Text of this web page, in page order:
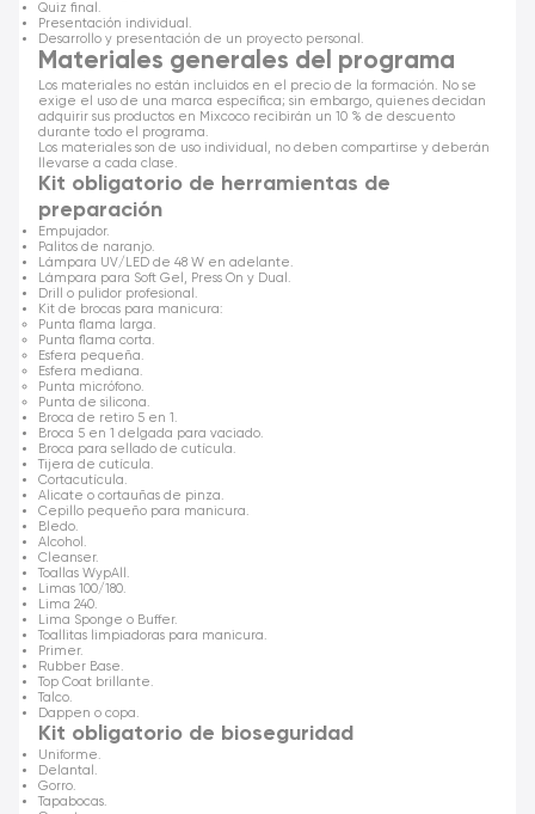
Quiz final.
Presentación individual.
Desarrollo y presentación de un proyecto personal.
Materiales generales del programa
Los materiales no están incluidos en el precio de la formación. No se
exige el uso de una marca específica; sin embargo, quienes decidan
adquirir sus productos en Mixcoco recibirán un 10 % de descuento
durante todo el programa.
Los materiales son de uso individual, no deben compartirse y deberán
llevarse a cada clase.
Kit obligatorio de herramientas de
preparación
Empujador.
Palitos de naranjo.
Lámpara UV/LED de 48 W en adelante.
Lámpara para Soft Gel, Press On y Dual.
Drill o pulidor profesional.
Kit de brocas para manicura:
Punta flama larga.
Punta flama corta.
Esfera pequeña.
Esfera mediana.
Punta micrófono.
Punta de silicona.
Broca de retiro 5 en 1.
Broca 5 en 1 delgada para vaciado.
Broca para sellado de cutícula.
Tijera de cutícula.
Cortacutícula.
Alicate o cortauñas de pinza.
Cepillo pequeño para manicura.
Bledo.
Alcohol.
Cleanser.
Toallas WypAll.
Limas 100/180.
Lima 240.
Lima Sponge o Buffer.
Toallitas limpiadoras para manicura.
Primer.
Rubber Base.
Top Coat brillante.
Talco.
Dappen o copa.
Kit obligatorio de bioseguridad
Uniforme.
Delantal.
Gorro.
Tapabocas.